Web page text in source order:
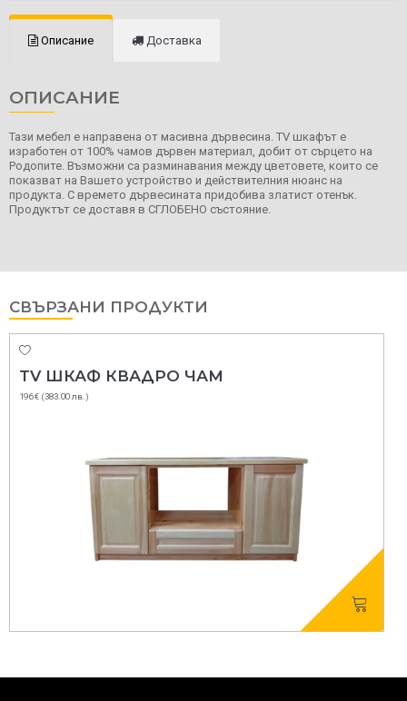
Описание Доставка
ОПИСАНИЕ
Тази мебел е направена от масивна дървесина. TV шкафът е
изработен от 100% чамов дървен материал, добит от сърцето на
Родопите. Възможни са разминавания между цветовете, които се
показват на Вашето устройство и действителния нюанс на
продукта. С времето дървесината придобива златист отенък.
Продуктът се доставя в СГЛОБЕНО състояние.
СВЪРЗАНИ ПРОДУКТИ
TV ШКАФ КВАДРО ЧАМ
196 € (383.00 лв.)